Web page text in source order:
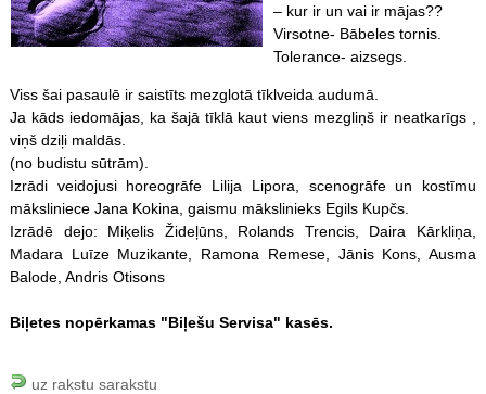
– kur ir un vai ir mājas??
Virsotne- Bābeles tornis.
Tolerance- aizsegs.
Viss šai pasaulē ir saistīts mezglotā tīklveida audumā.
Ja kāds iedomājas, ka šajā tīklā kaut viens mezgliņš ir neatkarīgs ,
viņš dziļi maldās.
(no budistu sūtrām).
Izrādi veidojusi horeogrāfe Lilija Lipora, scenogrāfe un kostīmu
māksliniece Jana Kokina, gaismu mākslinieks Egils Kupčs.
Izrādē dejo: Miķelis Žideļūns, Rolands Trencis, Daira Kārkliņa,
Madara Luīze Muzikante, Ramona Remese, Jānis Kons, Ausma
Balode, Andris Otisons
Biļetes nopērkamas "Biļešu Servisa" kasēs.
uz rakstu sarakstu